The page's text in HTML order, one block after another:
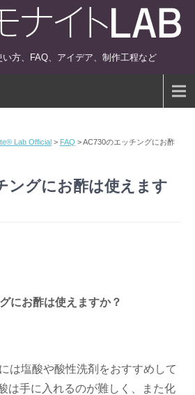
方、FAQ、アイデア、制作工程など
Lab Official > FAQ >AC730のエッチングにお酢
ングにお酢は使えます
にお酢は使えますか？
は塩酸や酸性洗剤をおすすめして
は手に入れるのが難しく、また化